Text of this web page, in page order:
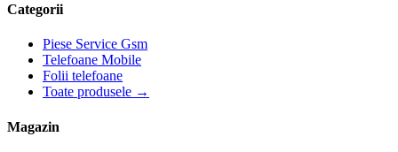
Categorii
Piese Service Gsm
Telefoane Mobile
Folii telefoane
Toate produsele →
Magazin